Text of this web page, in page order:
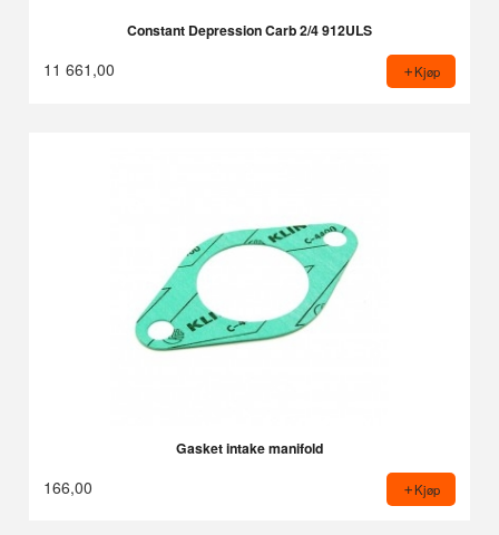
Constant Depression Carb 2/4 912ULS
11 661,00 Kjøp
Gasket intake manifold
166,00 Kjøp